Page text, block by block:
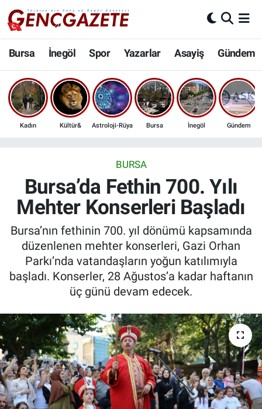
Bursa İnegöl Spor Yazarlar Asayiş Gündem
Kadın Kültür& Astroloji-Rüya Bursa İnegöl Gündem
BURSA
Bursa’da Fethin 700. Yılı
Mehter Konserleri Başladı
Bursa’nın fethinin 700. yıl dönümü kapsamında
düzenlenen mehter konserleri, Gazi Orhan
Parkı’nda vatandaşların yoğun katılımıyla
başladı. Konserler, 28 Ağustos’a kadar haftanın
üç günü devam edecek.
Bursa
İnegöl
3.SAYFA
Ekonomi
Güncel
İnanç
Kadın & Aile
Kültür & Sanat
Sağlık
Siyaset
Teknoloji
Nöbetçi Eczaneler
Hava Durumu
Trafik Durumu
Son Dakika Haberleri
Haber Arşivi